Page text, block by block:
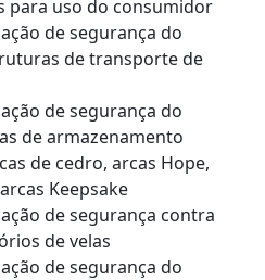
para uso do consumidor
de segurança do
de transporte de
de segurança do
de armazenamento
de cedro, arcas Hope,
Keepsake
de segurança contra
de velas
de segurança do